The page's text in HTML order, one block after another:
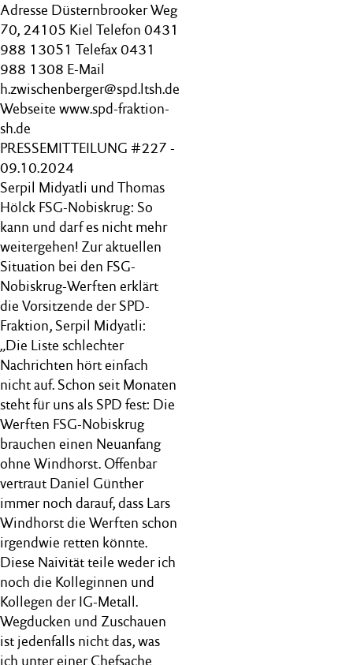
Adresse Düsternbrooker Weg
70, 24105 Kiel Telefon 0431
988 13051 Telefax 0431
988 1308 E-Mail
h.zwischenberger@spd.ltsh.de
Webseite www.spd-fraktion-
sh.de
PRESSEMITTEILUNG #227 -
09.10.2024
Serpil Midyatli und Thomas
Hölck FSG-Nobiskrug: So
kann und darf es nicht mehr
weitergehen! Zur aktuellen
Situation bei den FSG-
Nobiskrug-Werften erklärt
die Vorsitzende der SPD-
Fraktion, Serpil Midyatli:
„Die Liste schlechter
Nachrichten hört einfach
nicht auf. Schon seit Monaten
steht für uns als SPD fest: Die
Werften FSG-Nobiskrug
brauchen einen Neuanfang
ohne Windhorst. Offenbar
vertraut Daniel Günther
immer noch darauf, dass Lars
Windhorst die Werften schon
irgendwie retten könnte.
Diese Naivität teile weder ich
noch die Kolleginnen und
Kollegen der IG-Metall.
Wegducken und Zuschauen
ist jedenfalls nicht das, was
ich unter einer Chefsache